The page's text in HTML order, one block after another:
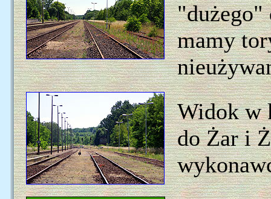
"dużego"
mamy
Widok w
do Żar i